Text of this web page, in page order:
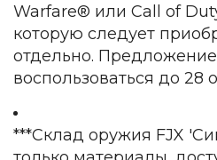
Warfare® или Call of
которую следует
отдельно.
воспользоваться до 28
***Склад оружия FJX